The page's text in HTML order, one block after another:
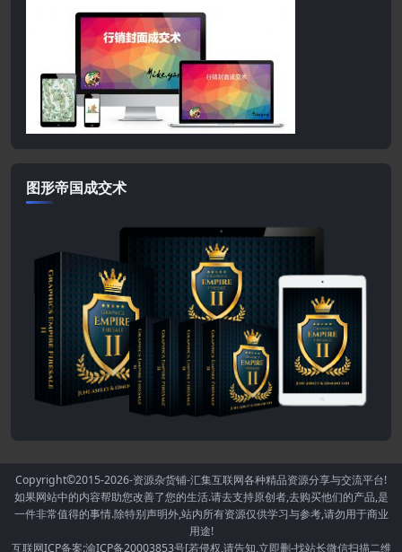
图形帝国成交术
Copyright©2015-2026-资源杂货铺-汇集互联网各种精品资源分享与交流平台!
如果网站中的内容帮助您改善了您的生活.请去支持原创者,去购买他们的产品,是
一件非常值得的事情.除特别声明外,站内所有资源仅供学习与参考,请勿用于商业
用途!
互联网ICP备案:渝ICP备20003853号[若侵权,请告知,立即删-找站长微信扫描二维